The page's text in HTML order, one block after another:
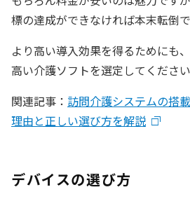
標の達成ができなければ本末転倒で
より高い導入効果を得るためにも
高い介護ソフトを選定してください
関連記事： 訪問介護システムの搭
理由と正しい選び方を解説
デバイスの選び方